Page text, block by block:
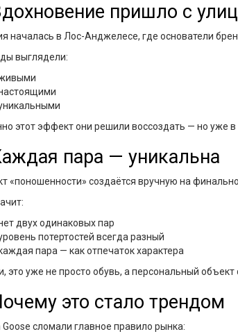
пришло с улиц
началась в Лос-Анджелесе, где основатели
выглядели:
этот эффект они решили воссоздать — но уже в
пара — уникальна
«поношенности» создаётся вручную на
двух одинаковых пар
потертостей всегда разный
пара — как отпечаток характера
это уже не просто обувь, а персональный объект
это стало трендом
Goose сломали главное правило рынка: